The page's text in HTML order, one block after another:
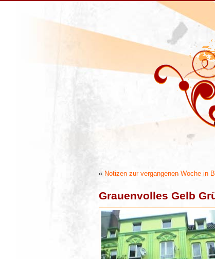
« Notizen zur vergangenen Woche in
Grauenvolles Gelb